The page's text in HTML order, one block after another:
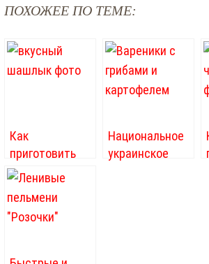
ПОХОЖЕЕ ПО ТЕМЕ:
Как
приготовить
ароматный
аэрогриле или
духовке
Национальное
украинское